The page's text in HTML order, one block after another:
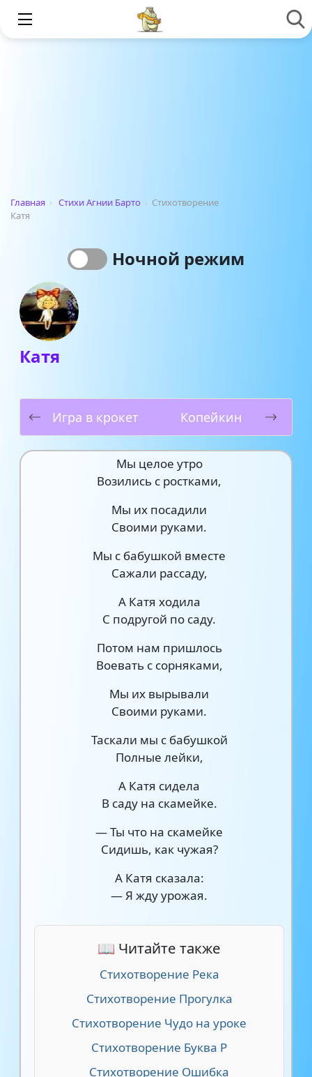
Главная › Стихи Агнии Барто › Стихотворение
Катя
Ночной режим
Катя
Игра в крокет Копейкин
Мы целое утро
Возились с ростками,
Мы их посадили
Своими руками.
Мы с бабушкой вместе
Сажали рассаду,
А Катя ходила
С подругой по саду.
Потом нам пришлось
Воевать с сорняками,
Мы их вырывали
Своими руками.
Таскали мы с бабушкой
Полные лейки,
А Катя сидела
В саду на скамейке.
— Ты что на скамейке
Сидишь, как чужая?
А Катя сказала:
— Я жду урожая.
📖 Читайте также
Стихотворение Река
Стихотворение Прогулка
Стихотворение Чудо на уроке
Стихотворение Буква Р
Стихотворение Ошибка